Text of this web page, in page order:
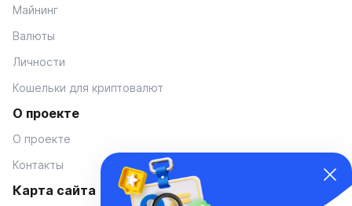
Майнинг
Валюты
Личности
Кошельки для криптовалют
О проекте
О проекте
Контакты
Карта сайта